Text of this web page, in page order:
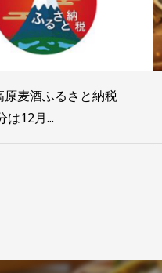
原麦酒ふるさと納税
は12月...